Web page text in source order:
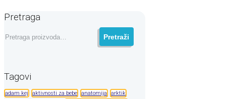
Pretraga
Pretraga
Pretraži
Tagovi
adam kej aktivnosti za bebe anatomija arktik